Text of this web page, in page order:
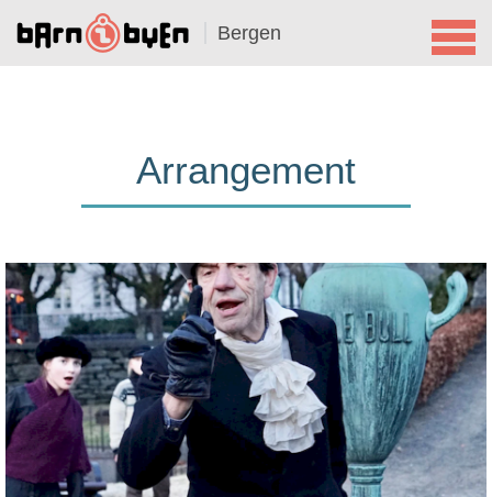
Bergen
Arrangement